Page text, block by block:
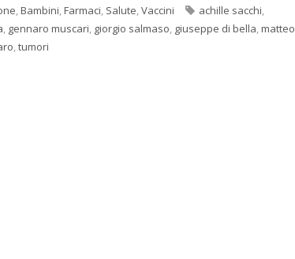
Bambini Farmaci Salute Vaccini Tag
achille sacchi
gennaro muscari giorgio salmaso giuseppe di bella matteo
tumori